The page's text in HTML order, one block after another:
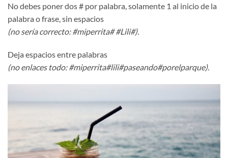
No debes poner dos # por palabra, solamente 1 al inicio de la
palabra o frase, sin espacios
(no sería correcto: #miperrita# #Lili#).
Deja espacios entre palabras
(no enlaces todo: #miperrita#lili#paseando#porelparque).